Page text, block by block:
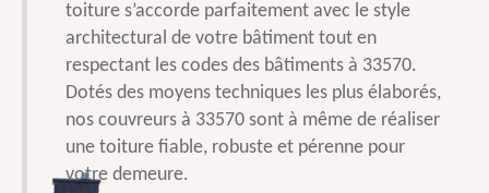
toiture s’accorde parfaitement avec le style
architectural de votre bâtiment tout en
respectant les codes des bâtiments à 33570.
Dotés des moyens techniques les plus élaborés,
nos couvreurs à 33570 sont à même de réaliser
une toiture fiable, robuste et pérenne pour
votre demeure.